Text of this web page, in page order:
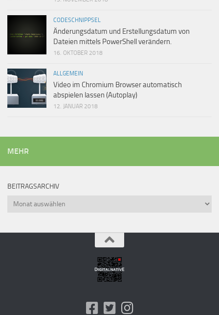
CODESCHNIPPSEL
Änderungsdatum und Erstellungsdatum von
Dateien mittels PowerShell verändern.
16. OKTOBER 2018
ALLGEMEIN
Video im Chromium Browser automatisch
abspielen lassen (Autoplay)
12. JANUAR 2018
MEHR
BEITRAGSARCHIV
Beitragsarchiv